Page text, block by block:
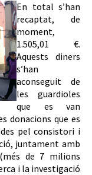
En total s’han
recaptat, de
moment,
1.505,01 €.
Aquests diners
s’han
aconseguit de
les guardioles
que es van
donacions que es
pel consistori i
juntament amb
de 7 milions
i la investigació